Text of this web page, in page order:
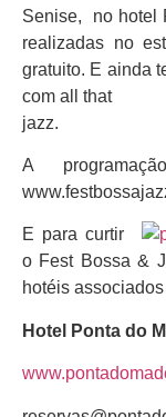
Senise, no hotel
realizadas no
gratuito. E ainda
com all that
jazz.
A
E para curtir
o Fest Bossa &
hotéis
Hotel Ponta do